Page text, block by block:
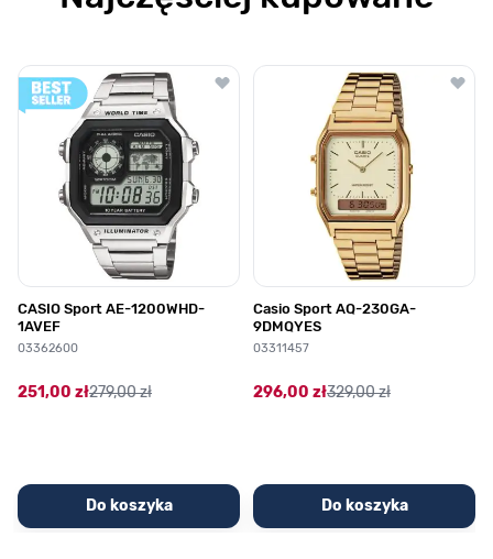
Poruszanie się po elementach karuzeli jest możliwe za pomocą
Naciśnij, aby pominąć karuzelę
Naciśnij, aby przejść do nawigacji karuzeli
CASIO Sport AE-1200WHD-
1AVEF
03362600
251,00 zł279,00 zł
Do koszyka
Casio Sport AQ-230GA-
9DMQYES
03311457
296,00 zł329,00 zł
Do koszyka